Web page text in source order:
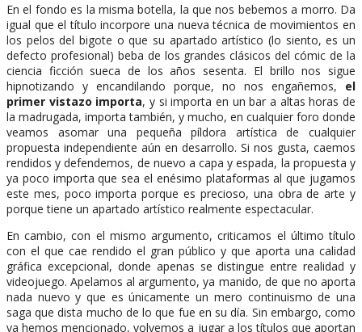
En el fondo es la misma botella, la que nos bebemos a morro. Da
igual que el título incorpore una nueva técnica de movimientos en
los pelos del bigote o que su apartado artístico (lo siento, es un
defecto profesional) beba de los grandes clásicos del cómic de la
ciencia ficción sueca de los años sesenta. El brillo nos sigue
hipnotizando y encandilando porque, no nos engañemos, el
primer vistazo importa, y si importa en un bar a altas horas de
la madrugada, importa también, y mucho, en cualquier foro donde
veamos asomar una pequeña píldora artística de cualquier
propuesta independiente aún en desarrollo. Si nos gusta, caemos
rendidos y defendemos, de nuevo a capa y espada, la propuesta y
ya poco importa que sea el enésimo plataformas al que jugamos
este mes, poco importa porque es precioso, una obra de arte y
porque tiene un apartado artístico realmente espectacular.
En cambio, con el mismo argumento, criticamos el último título
con el que cae rendido el gran público y que aporta una calidad
gráfica excepcional, donde apenas se distingue entre realidad y
videojuego. Apelamos al argumento, ya manido, de que no aporta
nada nuevo y que es únicamente un mero continuismo de una
saga que dista mucho de lo que fue en su día. Sin embargo, como
ya hemos mencionado, volvemos a jugar a los títulos que aportan